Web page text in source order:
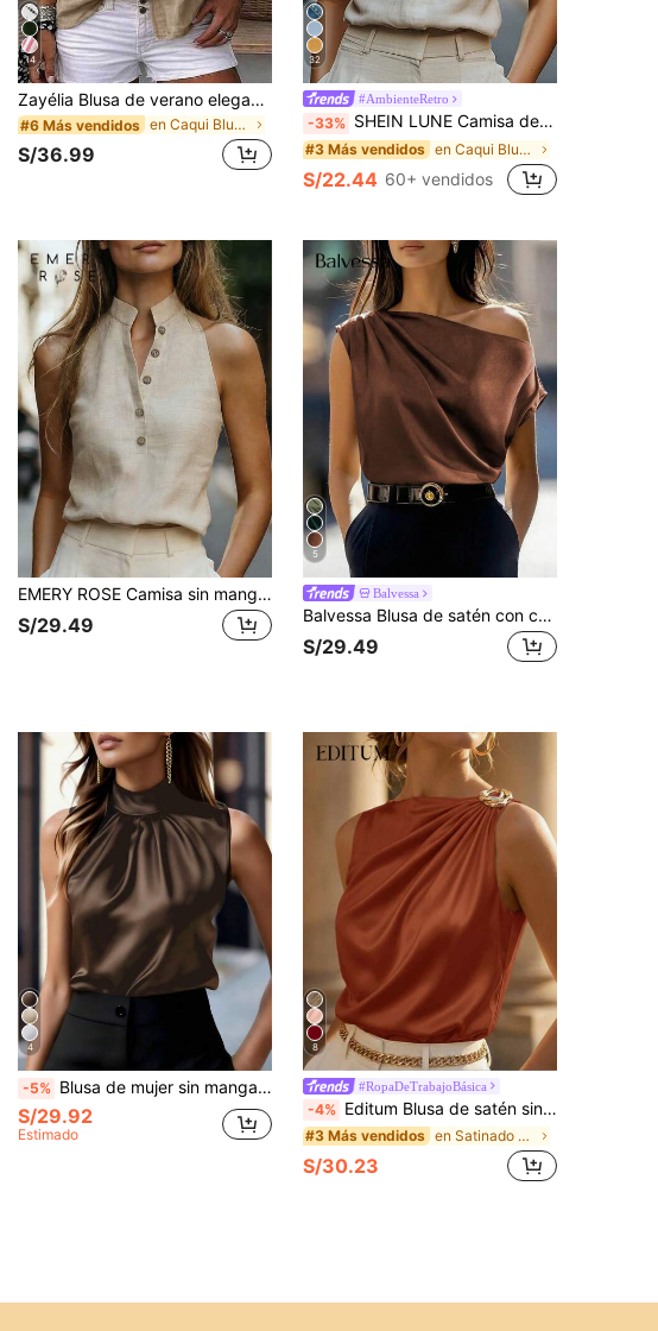
14
Zayélia Blusa de verano elegante y sencilla de tejido suave para mujer, camisa de trabajo
#6 Más vendidos en Caqui Blusas suaves para la oficina
S/36.99
32
#AmbienteRetro
-33% SHEIN LUNE Camisa de mujer de unicolor con cuello en V y mangas cortas para uso diario
#3 Más vendidos en Caqui Blusas suaves para la oficina
S/22.44 60+ vendidos
EMERY ROSE Camisa sin mangas minimalista y casual de unicolor para mujer
S/29.49
5
Balvessa
Balvessa Blusa de satén con cuello asimétrico y hombro descubierto
S/29.49
4
-5% Blusa de mujer sin mangas, corte ajustado, color liso, cuello alto, casual para oficina y negocios, elegante para exterior, apta para todas las estaciones, verano, marrón
S/29.92
Estimado
8
#RopaDeTrabajoBásica
-4% Editum Blusa de satén sin mangas con pliegues para mujer
#3 Más vendidos en Satinado Tops de mujer
S/30.23